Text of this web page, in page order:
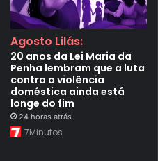
Agosto Lilás:
20 anos da Lei Maria da
Penha lembram que a luta
contra a violência
doméstica ainda está
longe do fim
24 horas atrás
7Minutos